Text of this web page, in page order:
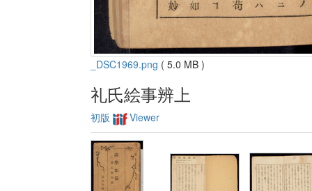
_DSC1969.png ( 5.0 MB )
礼氏絵事辨上
初版 Viewer